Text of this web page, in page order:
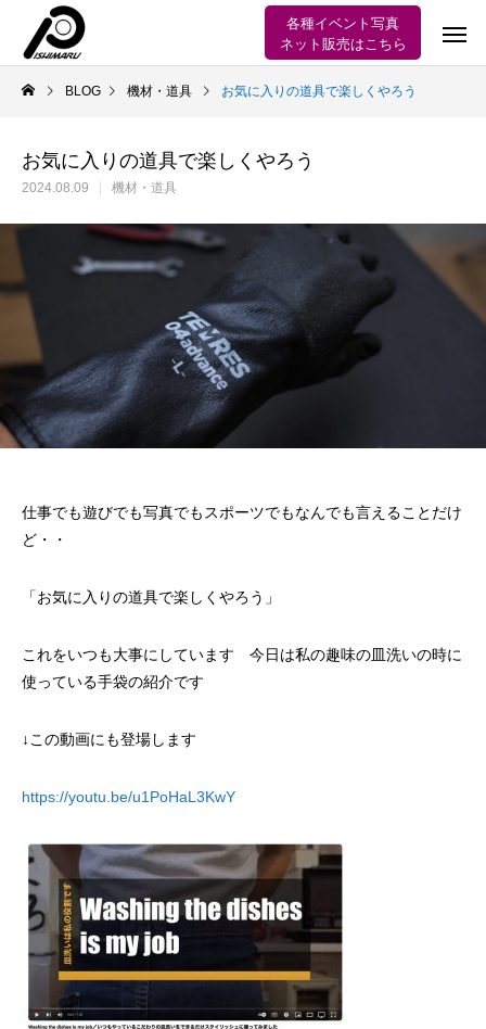
各種イベント写真
ネット販売はこちら
BLOG 機材・道具 お気に入りの道具で楽しくやろう
お気に入りの道具で楽しくやろう
2024.08.09 機材・道具
仕事でも遊びでも写真でもスポーツでもなんでも言えることだけ
ど・・
「お気に入りの道具で楽しくやろう」
これをいつも大事にしています 今日は私の趣味の皿洗いの時に
使っている手袋の紹介です
↓この動画にも登場します
https://youtu.be/u1PoHaL3KwY